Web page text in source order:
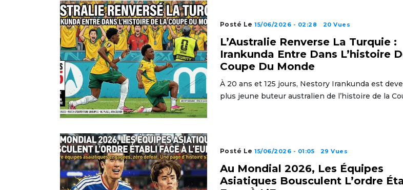
Posté Le15/06/2026 - 02:28 20 Vues
L’Australie Renverse La Turquie :
Irankunda Entre Dans L’histoire
Coupe Du Monde
À 20 ans et 125 jours, Nestory Irankunda est
plus jeune buteur australien de l’histoire de la
Posté Le15/06/2026 - 01:05 29 Vues
Au Mondial 2026, Les Équipes
Asiatiques Bousculent L’ordre